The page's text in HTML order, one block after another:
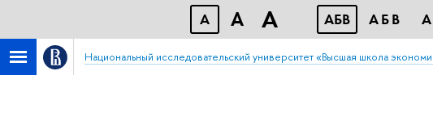
A A A АБB АБB
Национальный исследовательский университет «Высшая школа